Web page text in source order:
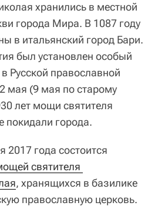
хранились в местной
города Мира. В 1087 году
в итальянский город Бари.
был установлен особый
Русской православной
мая (9 мая по старому
лет мощи святителя
покидали города.
года состоится
святителя
, хранящихся в базилике
православную церковь.